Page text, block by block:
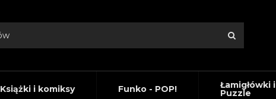
Książki i komiksy Funko - POP! Łamigłówki i
Puzzle